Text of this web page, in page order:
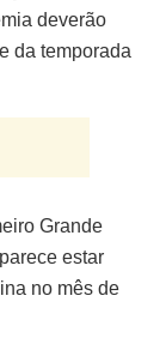
deverão
da temporada
Grande
estar
no mês de